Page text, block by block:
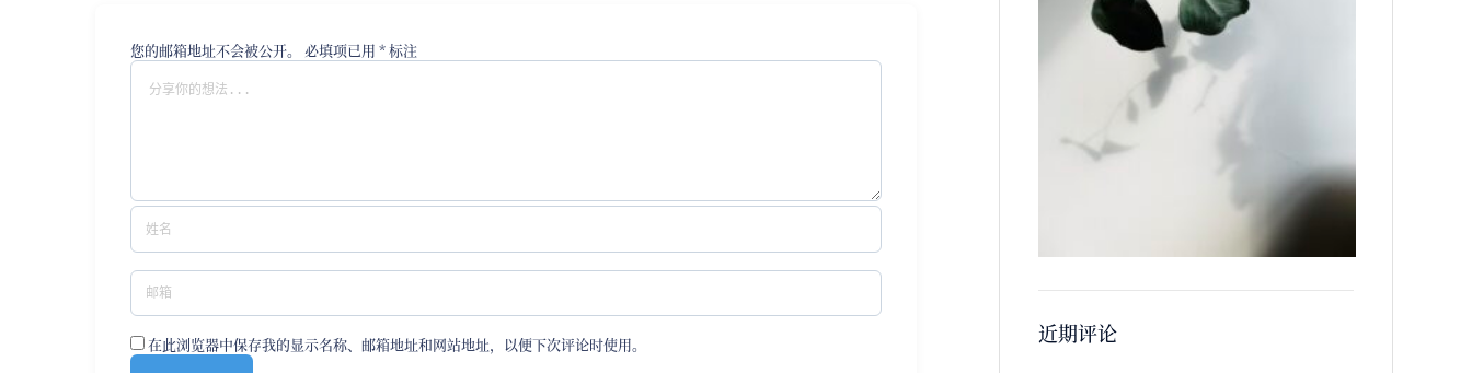
您的邮箱地址不会被公开。 必填项已用 *标注
在此浏览器中保存我的显示名称、邮箱地址和网站地址，以便下次评论时使用。 近期评论